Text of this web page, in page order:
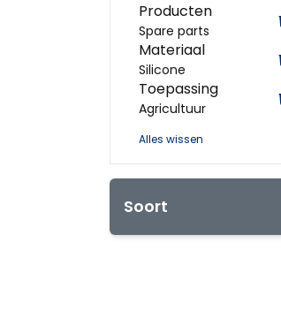
Producten
Spare parts
Materiaal
Silicone
Toepassing
Agricultuur
Alles wissen
Soort